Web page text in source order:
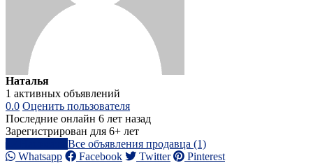
Наталья
1 активных объявлений
0.0 Оценить пользователя
Последние онлайн 6 лет назад
Зарегистрирован для 6+ лет
Все объявления продавца (1)
Whatsapp
Facebook Twitter Pinterest